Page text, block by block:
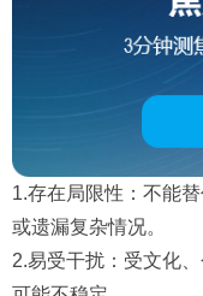
1.存在局限性：不能
或遗漏复杂情况。
2.易受干扰：受文化